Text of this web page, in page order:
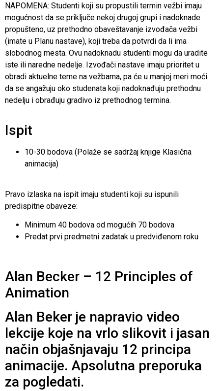
NAPOMENA: Studenti koji su propustili termin vežbi imaju
mogućnost da se priključe nekoj drugoj grupi i nadoknade
propušteno, uz prethodno obaveštavanje izvođača vežbi
(imate u Planu nastave), koji treba da potvrdi da li ima
slobodnog mesta. Ovu nadoknadu studenti mogu da uradite
iste ili naredne nedelje. Izvođači nastave imaju prioritet u
obradi aktuelne teme na vežbama, pa će u manjoj meri moći
da se angažuju oko studenata koji nadoknađuju prethodnu
nedelju i obrađuju gradivo iz prethodnog termina.
Ispit
10-30 bodova (Polaže se sadržaj knjige Klasična
animacija)
Pravo izlaska na ispit imaju studenti koji su ispunili
predispitne obaveze:
Minimum 40 bodova od mogućih 70 bodova
Predat prvi predmetni zadatak u predviđenom roku
Alan Becker – 12 Principles of
Animation
Alan Beker je napravio video
lekcije koje na vrlo slikovit i jasan
način objašnjavaju 12 principa
animacije. Apsolutna preporuka
za pogledati.